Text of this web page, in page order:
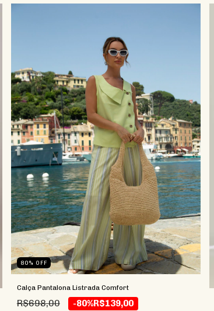
80% OFF
Calça Pantalona Listrada Comfort
R$698,00 -80%R$139,00